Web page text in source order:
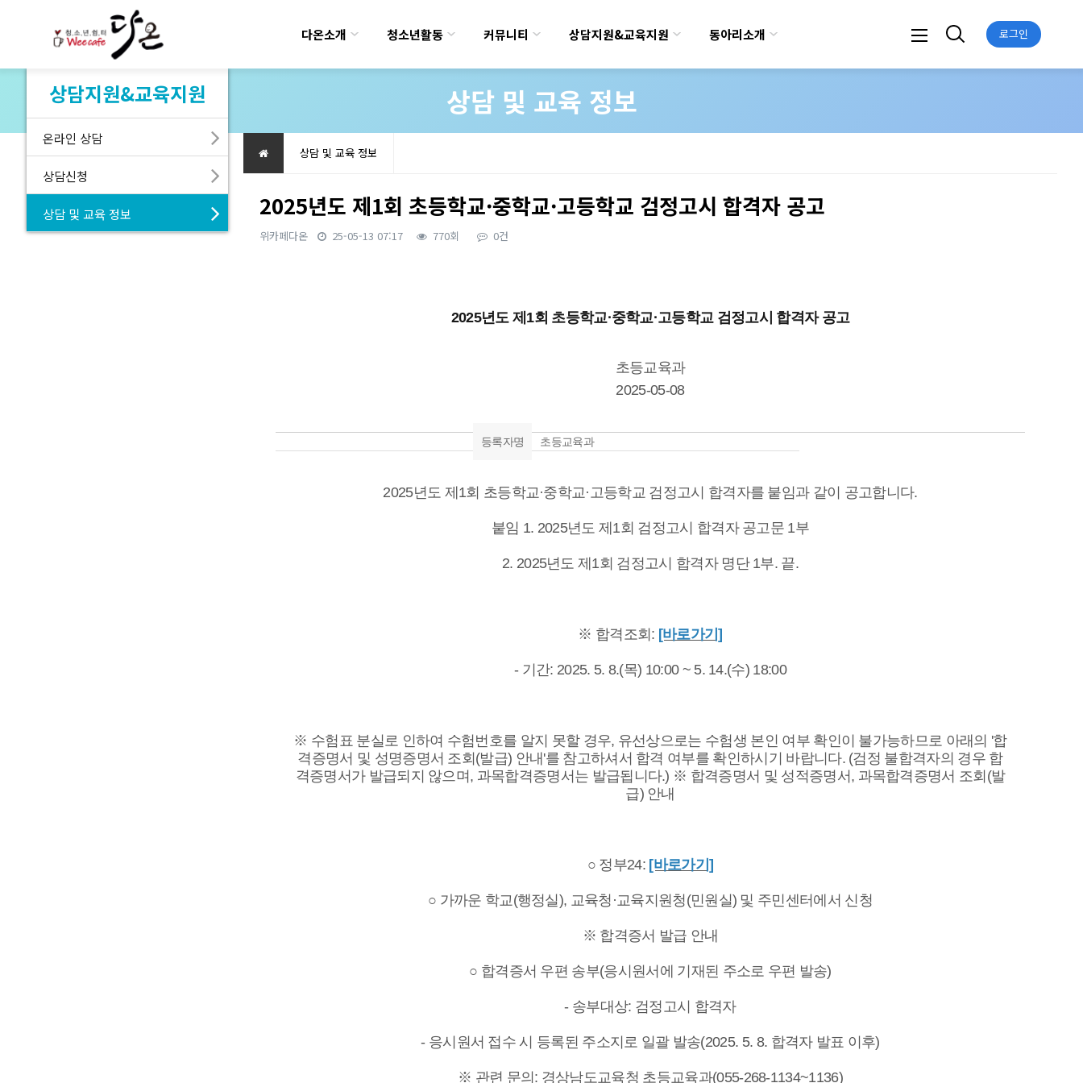
로그인
다온소개 청소년활동 커뮤니티 상담지원&교육지원 동아리소개
상담 및 교육 정보
상담지원&교육지원
온라인 상담
상담신청
상담 및 교육 정보
상담 및 교육 정보
2025년도 제1회 초등학교·중학교·고등학교 검정고시 합격자 공고
위카페다온 25-05-13 07:17 770회 0건
2025년도 제1회 초등학교·중학교·고등학교 검정고시 합격자 공고
초등교육과
2025-05-08
등록자명 초등교육과
2025년도 제1회 초등학교·중학교·고등학교 검정고시 합격자를 붙임과 같이 공고합니다.
붙임 1. 2025년도 제1회 검정고시 합격자 공고문 1부
2. 2025년도 제1회 검정고시 합격자 명단 1부. 끝.
※ 합격조회: [바로가기]
- 기간: 2025. 5. 8.(목) 10:00 ~ 5. 14.(수) 18:00
※ 수험표 분실로 인하여 수험번호를 알지 못할 경우, 유선상으로는 수험생 본인 여부 확인이 불가능하므로 아래의 '합
격증명서 및 성명증명서 조회(발급) 안내'를 참고하셔서 합격 여부를 확인하시기 바랍니다. (검정 불합격자의 경우 합
격증명서가 발급되지 않으며, 과목합격증명서는 발급됩니다.) ※ 합격증명서 및 성적증명서, 과목합격증명서 조회(발
급) 안내
○ 정부24: [바로가기]
○ 가까운 학교(행정실), 교육청·교육지원청(민원실) 및 주민센터에서 신청
※ 합격증서 발급 안내
○ 합격증서 우편 송부(응시원서에 기재된 주소로 우편 발송)
- 송부대상: 검정고시 합격자
- 응시원서 접수 시 등록된 주소지로 일괄 발송(2025. 5. 8. 합격자 발표 이후)
※ 관련 문의: 경상남도교육청 초등교육과(055-268-1134~1136)